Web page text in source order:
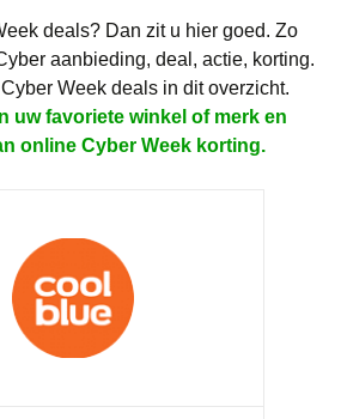
deals? Dan zit u hier goed. Zo
aanbieding, deal, actie, korting.
Week deals in dit overzicht.
uw favoriete winkel of merk en
online Cyber Week korting.